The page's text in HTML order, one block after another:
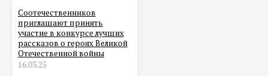
Соотечественников
приглашают принять
участие в конкурсе лучших
рассказов о героях Великой
Отечественной войны
16.03.25